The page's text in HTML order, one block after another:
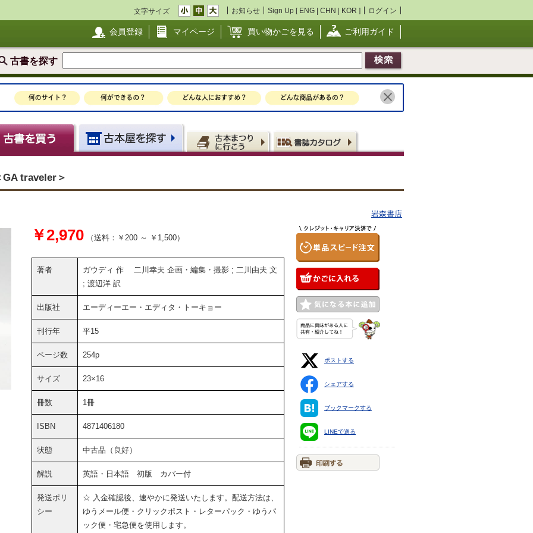
文字サイズ お知らせ Sign Up [ ENG | CHN | KOR ] ログイン
会員登録 マイページ 買い物かごを見る ご利用ガイド
古書を探す
traveler＞
岩森書店
￥2,970 （送料：￥200 ～ ￥1,500）
著者
ガウディ 作 二川幸夫 企画・編集・撮影 ; 二川由夫 文
; 渡辺洋 訳
出版社 エーディーエー・エディタ・トーキョー
刊行年 平15
ページ数 254p
サイズ 23×16
冊数 1冊
ISBN 4871406180
状態 中古品（良好）
解説 英語・日本語 初版 カバー付
発送ポリ
シー
☆ 入金確認後、速やかに発送いたします。配送方法は、
ゆうメール便・クリックポスト・レターパック・ゆうパ
ック便・宅急便を使用します。
ポストする
シェアする
ブックマークする
LINEで送る